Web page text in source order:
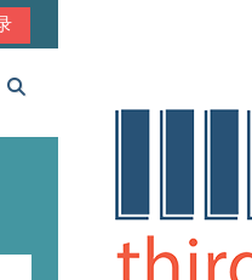
版块
切换搜索输入